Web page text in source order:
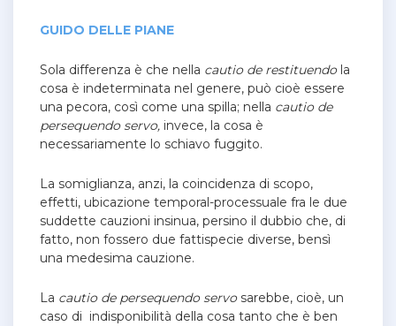
GUIDO DELLE PIANE
Sola differenza è che nella cautio de restituendo la
cosa è indeterminata nel genere, può cioè essere
una pecora, così come una spilla; nella cautio de
persequendo servo, invece, la cosa è
necessariamente lo schiavo fuggito.
La somiglianza, anzi, la coincidenza di scopo,
effetti, ubicazione temporal-processuale fra le due
suddette cauzioni insinua, persino il dubbio che, di
fatto, non fossero due fattispecie diverse, bensì
una medesima cauzione.
La cautio de persequendo servo sarebbe, cioè, un
caso di indisponibilità della cosa tanto che è ben